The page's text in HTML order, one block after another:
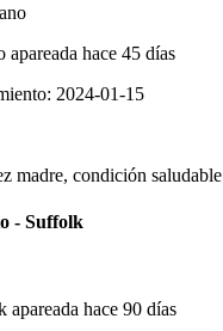
hace 45 días
: 2024-01-15
madre, condición saludable
- Suffolk
hace 90 días